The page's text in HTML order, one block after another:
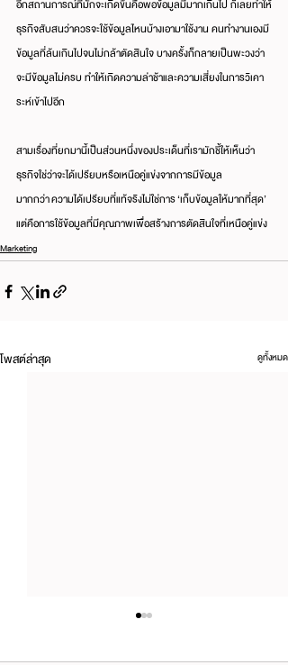
อีกสถานการณ์ที่มักจะเกิดขึ้นคือพอข้อมูลมีมากเกินไป ก็เลยทำให้
ธุรกิจสับสนว่าควรจะใช้ข้อมูลไหนบ้างเอามาใช้งาน คนทำงานเองมี
ข้อมูลที่ล้นเกินไปจนไม่กล้าตัดสินใจ บางครั้งก็กลายเป็นพะวงว่า
จะมีข้อมูลไม่ครบ ทำให้เกิดความล่าช้าและความเสี่ยงในการวิเคา
ระห์เข้าไปอีก
สามเรื่องที่ยกมานี้เป็นส่วนหนึ่งของประเด็นที่เรามักชี้ให้เห็นว่า
ธุรกิจใช่ว่าจะได้เปรียบหรือเหนือคู่แข่งจากการมีข้อมูล
มากกว่า ความได้เปรียบที่แท้จริงไม่ใช่การ ‘เก็บข้อมูลให้มากที่สุด’
แต่คือการใช้ข้อมูลที่มีคุณภาพเพื่อสร้างการตัดสินใจที่เหนือคู่แข่ง
Marketing
โพสต์ล่าสุด ดูทั้งหมด